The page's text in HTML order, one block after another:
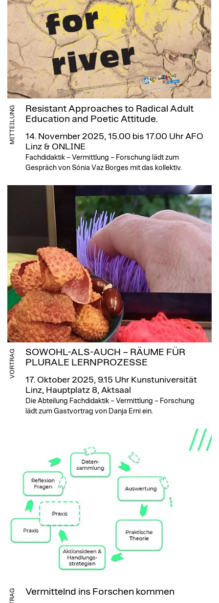
MITTEILUNG
Resistant Approaches to Radical Adult
Education and Poetic Attitude.
14. November 2025, 15.00 bis 17.00 Uhr AFO
Linz & ONLINE
Fachdidaktik – Vermittlung – Forschung lädt zum
Gespräch von Sónia Vaz Borges mit das kollektiv.
VORTRAG
SOWOHL-ALS-AUCH – RÄUME FÜR
PLURALE LERNPROZESSE
17. Oktober 2025, 9.15 Uhr Kunstuniversität
Linz, Hauptplatz 8, Aktsaal
Die Abteilung Fachdidaktik – Vermittlung – Forschung
lädt zum Gastvortrag von Danja Erni ein.
Vermittelnd ins Forschen kommen